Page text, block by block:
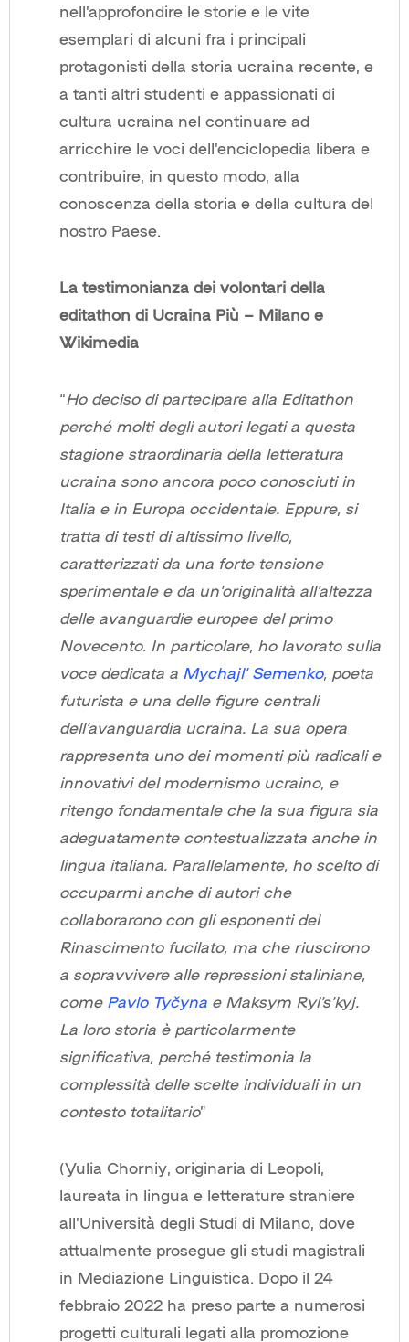
nell’approfondire le storie e le vite
esemplari di alcuni fra i principali
protagonisti della storia ucraina recente, e
a tanti altri studenti e appassionati di
cultura ucraina nel continuare ad
arricchire le voci dell’enciclopedia libera e
contribuire, in questo modo, alla
conoscenza della storia e della cultura del
nostro Paese.
La testimonianza dei volontari della
editathon di Ucraina Più – Milano e
Wikimedia
“Ho deciso di partecipare alla Editathon
perché molti degli autori legati a questa
stagione straordinaria della letteratura
ucraina sono ancora poco conosciuti in
Italia e in Europa occidentale. Eppure, si
tratta di testi di altissimo livello,
caratterizzati da una forte tensione
sperimentale e da un’originalità all’altezza
delle avanguardie europee del primo
Novecento. In particolare, ho lavorato sulla
voce dedicata a Mychajl’ Semenko, poeta
futurista e una delle figure centrali
dell’avanguardia ucraina. La sua opera
rappresenta uno dei momenti più radicali e
innovativi del modernismo ucraino, e
ritengo fondamentale che la sua figura sia
adeguatamente contestualizzata anche in
lingua italiana. Parallelamente, ho scelto di
occuparmi anche di autori che
collaborarono con gli esponenti del
Rinascimento fucilato, ma che riuscirono
a sopravvivere alle repressioni staliniane,
come Pavlo Tyčyna e Maksym Ryl’s’kyj.
La loro storia è particolarmente
significativa, perché testimonia la
complessità delle scelte individuali in un
contesto totalitario”
(Yulia Chorniy, originaria di Leopoli,
laureata in lingua e letterature straniere
all’Università degli Studi di Milano, dove
attualmente prosegue gli studi magistrali
in Mediazione Linguistica. Dopo il 24
febbraio 2022 ha preso parte a numerosi
progetti culturali legati alla promozione